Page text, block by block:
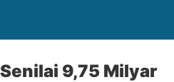
9,75 Milyar